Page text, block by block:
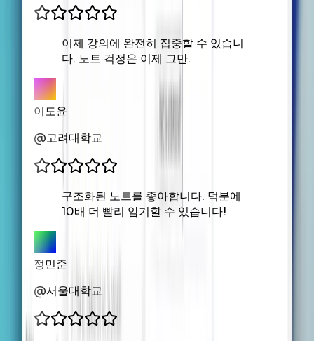
이제 강의에 완전히 집중할 수 있습니
다. 노트 걱정은 이제 그만.
이도윤
@고려대학교
구조화된 노트를 좋아합니다. 덕분에
10배 더 빨리 암기할 수 있습니다!
정민준
@서울대학교